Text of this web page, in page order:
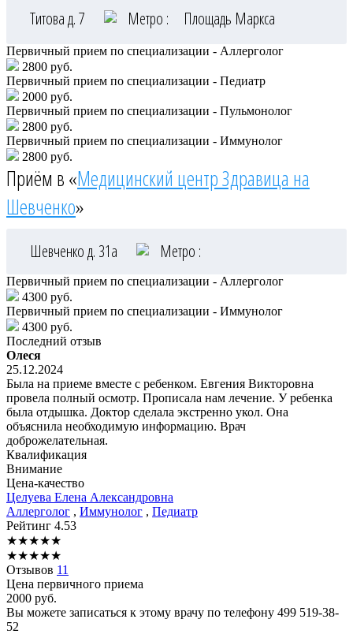
Титова д. 7 Метро : Площадь Маркса
Первичный прием по специализации - Аллерголог
2800 руб.
Первичный прием по специализации - Педиатр
2000 руб.
Первичный прием по специализации - Пульмонолог
2800 руб.
Первичный прием по специализации - Иммунолог
2800 руб.
Приём в «Медицинский центр Здравица на
Шевченко»
Шевченко д. 31а Метро :
Первичный прием по специализации - Аллерголог
4300 руб.
Первичный прием по специализации - Иммунолог
4300 руб.
Последний отзыв
Олеся
25.12.2024
Была на приеме вместе с ребенком. Евгения Викторовна
провела полный осмотр. Прописала нам лечение. У ребенка
была отдышка. Доктор сделала экстренно укол. Она
объяснила необходимую информацию. Врач
доброжелательная.
Квалификация
Внимание
Цена-качество
Целуева Елена Александровна
Аллерголог , Иммунолог , Педиатр
Рейтинг 4.53
★★★★★
★★★★★
Отзывов 11
Цена первичного приема
2000 руб.
Вы можете записаться к этому врачу по телефону 499 519-38-
52